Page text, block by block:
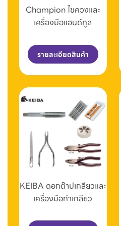
Champion ไขควงและ
เครื่องมือแฮนด์ทูล
รายละเอียดสินค้า
KEIBA ดอกต๊าปเกลียวและ
เครื่องมือทำเกลียว